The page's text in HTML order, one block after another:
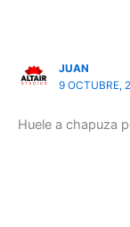
JUAN
9 OCTUBRE,
Huele a chapuza